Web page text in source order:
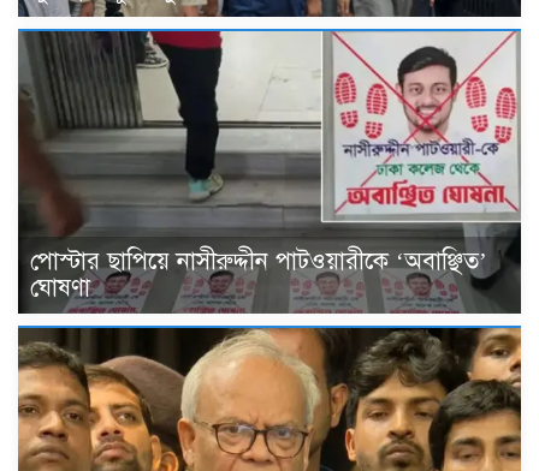
পোস্টার ছাপিয়ে নাসীরুদ্দীন পাটওয়ারীকে ‘অবাঞ্ছিত’
ঘোষণা